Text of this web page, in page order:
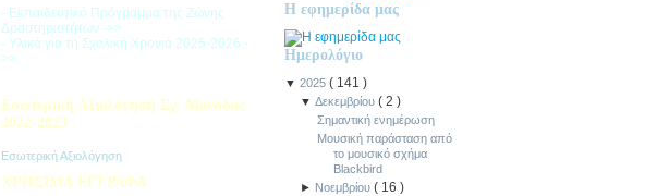
- Εκπαιδευτικό Πρόγραμμα της Ζώνης
Δραστηριοτήτων ->>
- Υλικά για τη Σχολική Χρονιά 2025-2026 -
>>
Εσωτερική Αξιολόγηση Σχ. Μονάδας
2022-2023
Εσωτερική Αξιολόγηση
ΧΡΗΣΙΜΑ ΕΓΓΡΑΦΑ
Η εφημερίδα μας
Ημερολόγιο
▼ 2025 ( 141 )
▼Δεκεμβρίου(2)
Σημαντική ενημέρωση
Μουσική παράσταση από
το μουσικό σχήμα
Blackbird
► Νοεμβρίου( 16)